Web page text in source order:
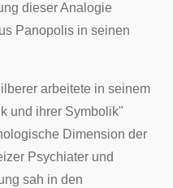
dieser Analogie
Panopolis in seinen
arbeitete in seinem
und ihrer Symbolik"
Dimension der
Psychiater und
sah in den